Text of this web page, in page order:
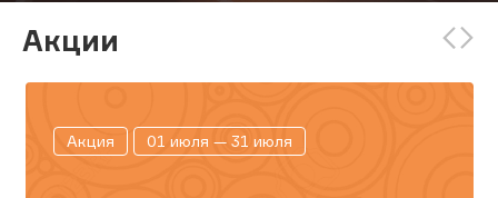
Акции
Акция 01 июля — 31 июля